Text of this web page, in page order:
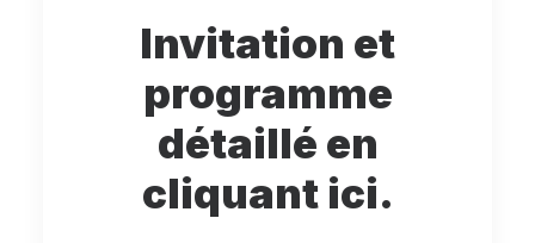
Invitation et
programme
détaillé en
cliquant ici.